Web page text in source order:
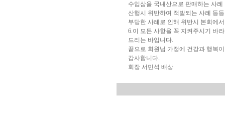
수입삼을 국내산으로 판매하는 사례
산행시 위반하여 적발되는 사례 등등
부당한 사례로 인해 위반시 본회에
6.이 모든 사항을 꼭 지켜주시기 바
드리는 바입니다.
끝으로 회원님 가정에 건강과 행복
감사합니다.
회장 서민석 배상